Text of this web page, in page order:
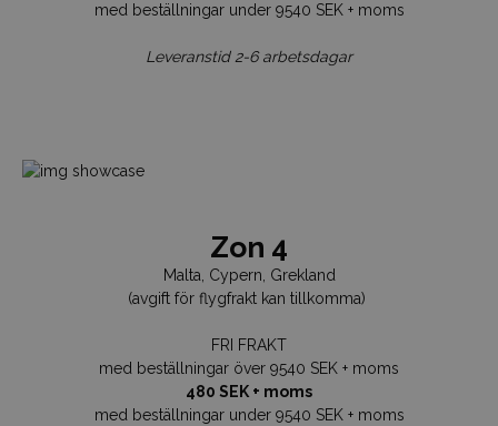
med beställningar under 9540 SEK + moms
Leveranstid 2-6 arbetsdagar
Zon 4
Malta, Cypern, Grekland
(avgift för flygfrakt kan tillkomma)
FRI FRAKT
med beställningar över 9540 SEK + moms
480 SEK + moms
med beställningar under 9540 SEK + moms